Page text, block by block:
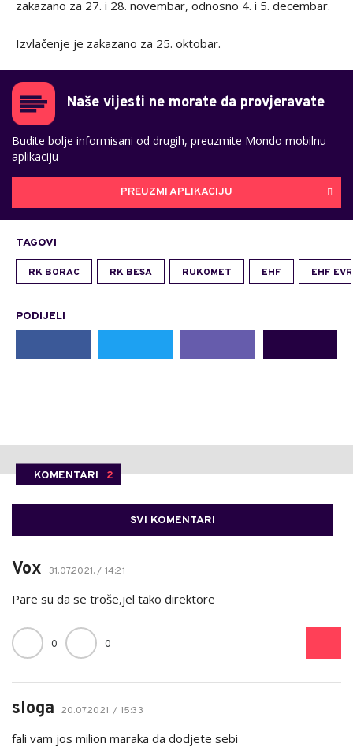
zakazano za 27. i 28. novembar, odnosno 4. i 5. decembar.
Izvlačenje je zakazano za 25. oktobar.
Naše vijesti ne morate da provjeravate
Budite bolje informisani od drugih, preuzmite Mondo mobilnu
aplikaciju
PREUZMI APLIKACIJU
TAGOVI
RK BORAC RK BESA RUKOMET EHF EHF
PODIJELI
KOMENTARI 2
SVI KOMENTARI
Vox 31.07.2021. / 14:21
Pare su da se troše,jel tako direktore
0 0
sloga 20.07.2021. / 15:33
fali vam jos milion maraka da dodjete sebi